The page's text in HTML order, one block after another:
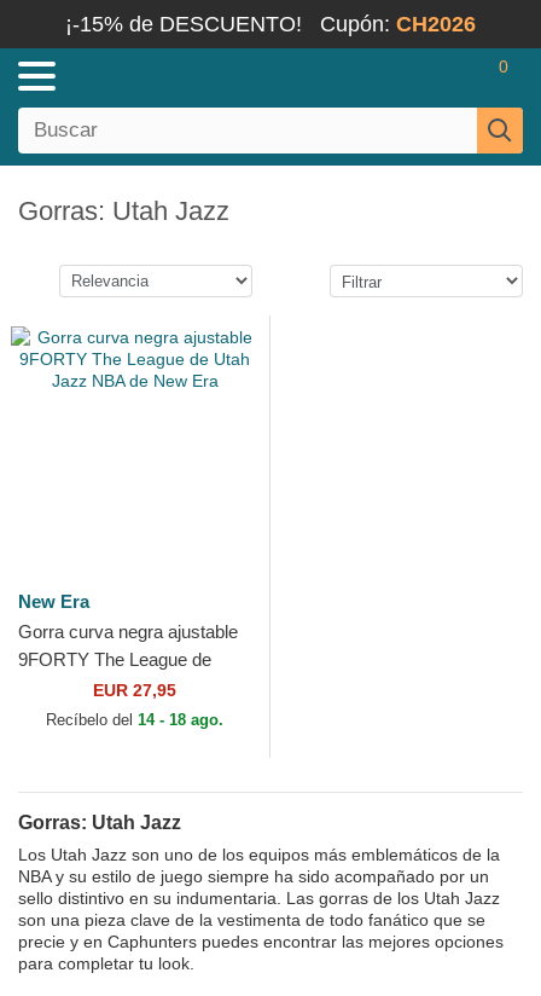
¡-15% de DESCUENTO! Cupón: CH2026
0
Gorras: Utah Jazz
New Era
Gorra curva negra ajustable
9FORTY The League de
Utah Jazz NBA de New Era
EUR 27,95
Recíbelo del 14 - 18 ago.
Gorras: Utah Jazz
Los Utah Jazz son uno de los equipos más emblemáticos de la
NBA y su estilo de juego siempre ha sido acompañado por un
sello distintivo en su indumentaria. Las gorras de los Utah Jazz
son una pieza clave de la vestimenta de todo fanático que se
precie y en Caphunters puedes encontrar las mejores opciones
para completar tu look.